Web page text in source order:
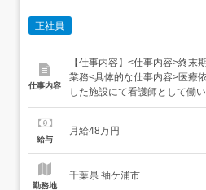
正社員
仕事内容
【仕事内容】<仕事内容>終末
業務<具体的な仕事内容>医療
した施設にて看護師として働
護計画書に基づきバイタルサ
置・食事介助・入浴介助・排
給与
月給48万円
勤務地
千葉県 袖ケ浦市